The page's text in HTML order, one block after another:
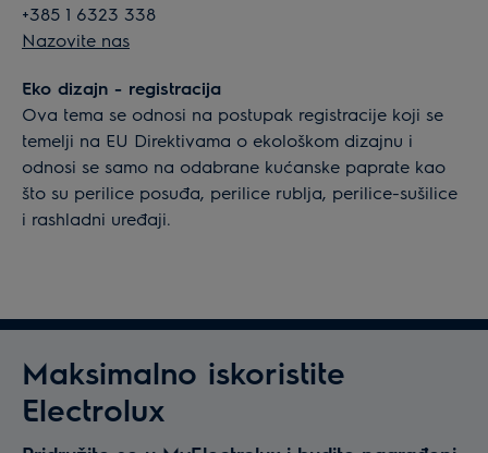
+385 1 6323 338
Nazovite nas
Eko dizajn - registracija
Ova tema se odnosi na postupak registracije koji se
temelji na EU Direktivama o ekološkom dizajnu i
odnosi se samo na odabrane kućanske paprate kao
što su perilice posuđa, perilice rublja, perilice-sušilice
i rashladni uređaji.
Maksimalno iskoristite
Electrolux